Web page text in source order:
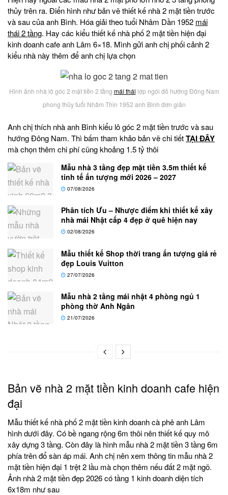
thủy trên ra. Điển hình như bản vẽ thiết kế nhà 2 mặt tiền trước
và sau của anh Bình. Hóa giải theo tuổi Nhâm Dần 1952 mái
thái 2 tầng. Hay các kiểu thiết kế nhà phố 2 mặt tiền hiện đại
kinh doanh cafe anh Lâm 6×18. Mình gửi anh chị phối cảnh 2
kiểu nhà này thêm để anh chị lựa chọn
Hình ảnh nhà lô góc 2 mặt tiền 2 tầng mái thái lợp ngói đỏ hướng Đông Nam
phong thủy tuổi Nhâm Thìn 1952 anh Bình đơn giản
Anh chị thích nhà anh Bình kiểu lô góc 2 mặt tiền trước và sau
hướng Đông Nam. Thì bấm tham khảo bản vẽ chi tiếtTẠI ĐÂY
mà chọn thêm chi phí cũng khoảng 1.5 tỷ thôi
Mẫu nhà 3 tầng đẹp mặt tiền 3.5m thiết kế
tinh tế ấn tượng mới 2026 – 2027
07/08/2026
Phân tích Ưu – Nhược điểm khi thiết kế xây
nhà mái Nhật cấp 4 đẹp ở quê hiện nay
02/08/2026
Mẫu thiết kế Shop thời trang ấn tượng giá rẻ
đẹp Louis Vuitton
27/07/2026
Mẫu nhà 2 tầng mái nhật 4 phòng ngủ 1
phòng thờ Anh Ngân
21/07/2026
Bản vẽ nhà 2 mặt tiền kinh doanh cafe hiện
đại
Mẫu thiết kế nhà phố 2 mặt tiền kinh doanh cà phê anh Lâm
hình dưới đây. Có bề ngang rộng 6m thôi nên thiết kế quy mô
xây dựng 3 tầng. Còn đây là hình mẫu nhà 2 mặt tiền 3 tầng 6m
phía trên đổ sàn áp mái. Anh chị nên xem thông tin mẫu nhà 2
mặt tiền hiện đại 1 trệt 2 lầu mà chọn thêm nếu đất 2 mặt ngõ.
Ảnh nhà 2 mặt tiền đẹp 2026 có tầng 1 kinh doanh diện tích
6x18m như sau